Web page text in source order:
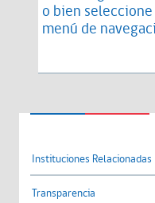
o bien
menú de
Instituciones Relacionadas
Transparencia